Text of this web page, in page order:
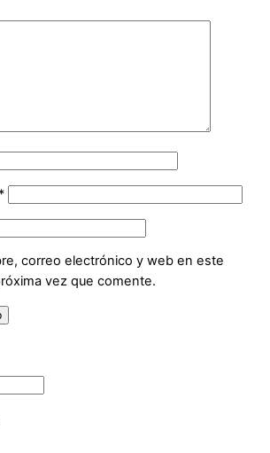
*
correo electrónico y web en este
vez que comente.